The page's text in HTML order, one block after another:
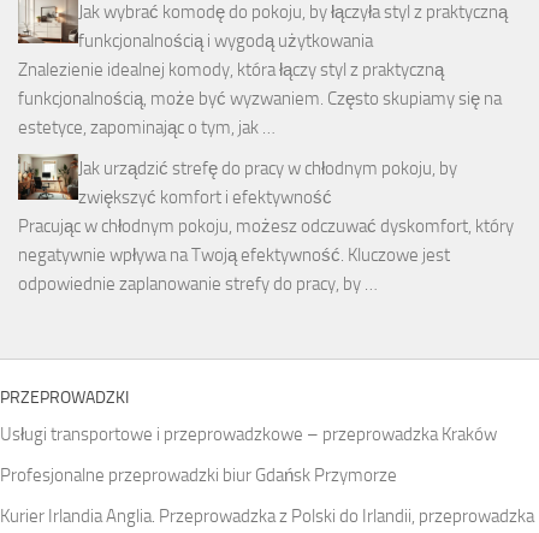
Jak wybrać komodę do pokoju, by łączyła styl z praktyczną
funkcjonalnością i wygodą użytkowania
Znalezienie idealnej komody, która łączy styl z praktyczną
funkcjonalnością, może być wyzwaniem. Często skupiamy się na
estetyce, zapominając o tym, jak …
Jak urządzić strefę do pracy w chłodnym pokoju, by
zwiększyć komfort i efektywność
Pracując w chłodnym pokoju, możesz odczuwać dyskomfort, który
negatywnie wpływa na Twoją efektywność. Kluczowe jest
odpowiednie zaplanowanie strefy do pracy, by …
PRZEPROWADZKI
Usługi transportowe i przeprowadzkowe – przeprowadzka Kraków
Profesjonalne przeprowadzki biur Gdańsk Przymorze
Kurier Irlandia Anglia. Przeprowadzka z Polski do Irlandii, przeprowadzka